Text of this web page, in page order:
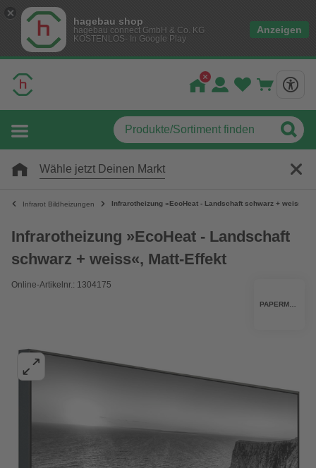
hagebau shop
hagebau connect GmbH & Co. KG
KOSTENLOS- In Google Play
Anzeigen
Wähle jetzt Deinen Markt
Infrarot Bildheizungen Infrarotheizung »EcoHeat - Landschaft schwarz + weiss«,
Infrarotheizung »EcoHeat - Landschaft
schwarz + weiss«, Matt-Effekt
Online-Artikelnr.: 1304175